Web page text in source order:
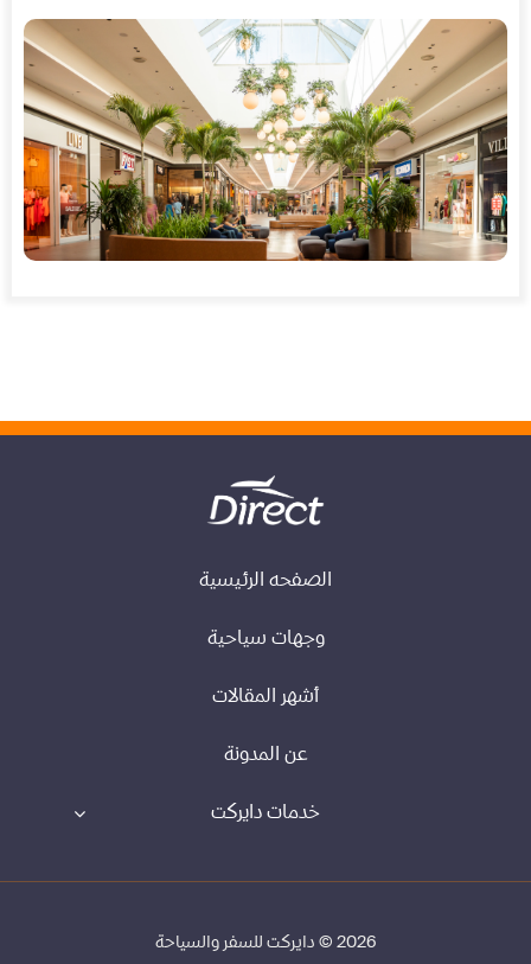
الصفحه الرئيسية
وجهات سياحية
أشهر المقالات
عن المدونة
خدمات دايركت
2026 © دايركت للسفر والسياحة